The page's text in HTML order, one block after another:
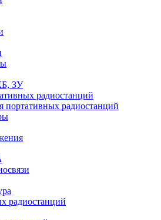
ЗУ
радиостанций
портативных радиостанций
радиостанций